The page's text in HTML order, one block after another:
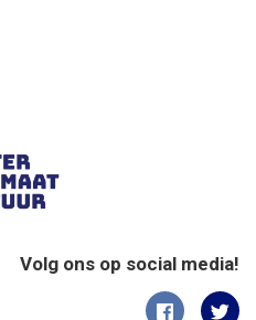
Volg ons op social media!